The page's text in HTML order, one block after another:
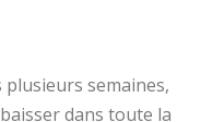
plusieurs semaines,
dans toute la